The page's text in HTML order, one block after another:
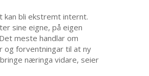
kan bli ekstremt internt.
sine eigne, på eigen
meste handlar om
og forventningar til at ny
næringa vidare, seier